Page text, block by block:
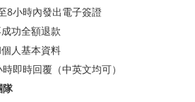
8小時內發出電子簽證
功全額退款
人基本資料
即時回覆（中英文均可）
隊